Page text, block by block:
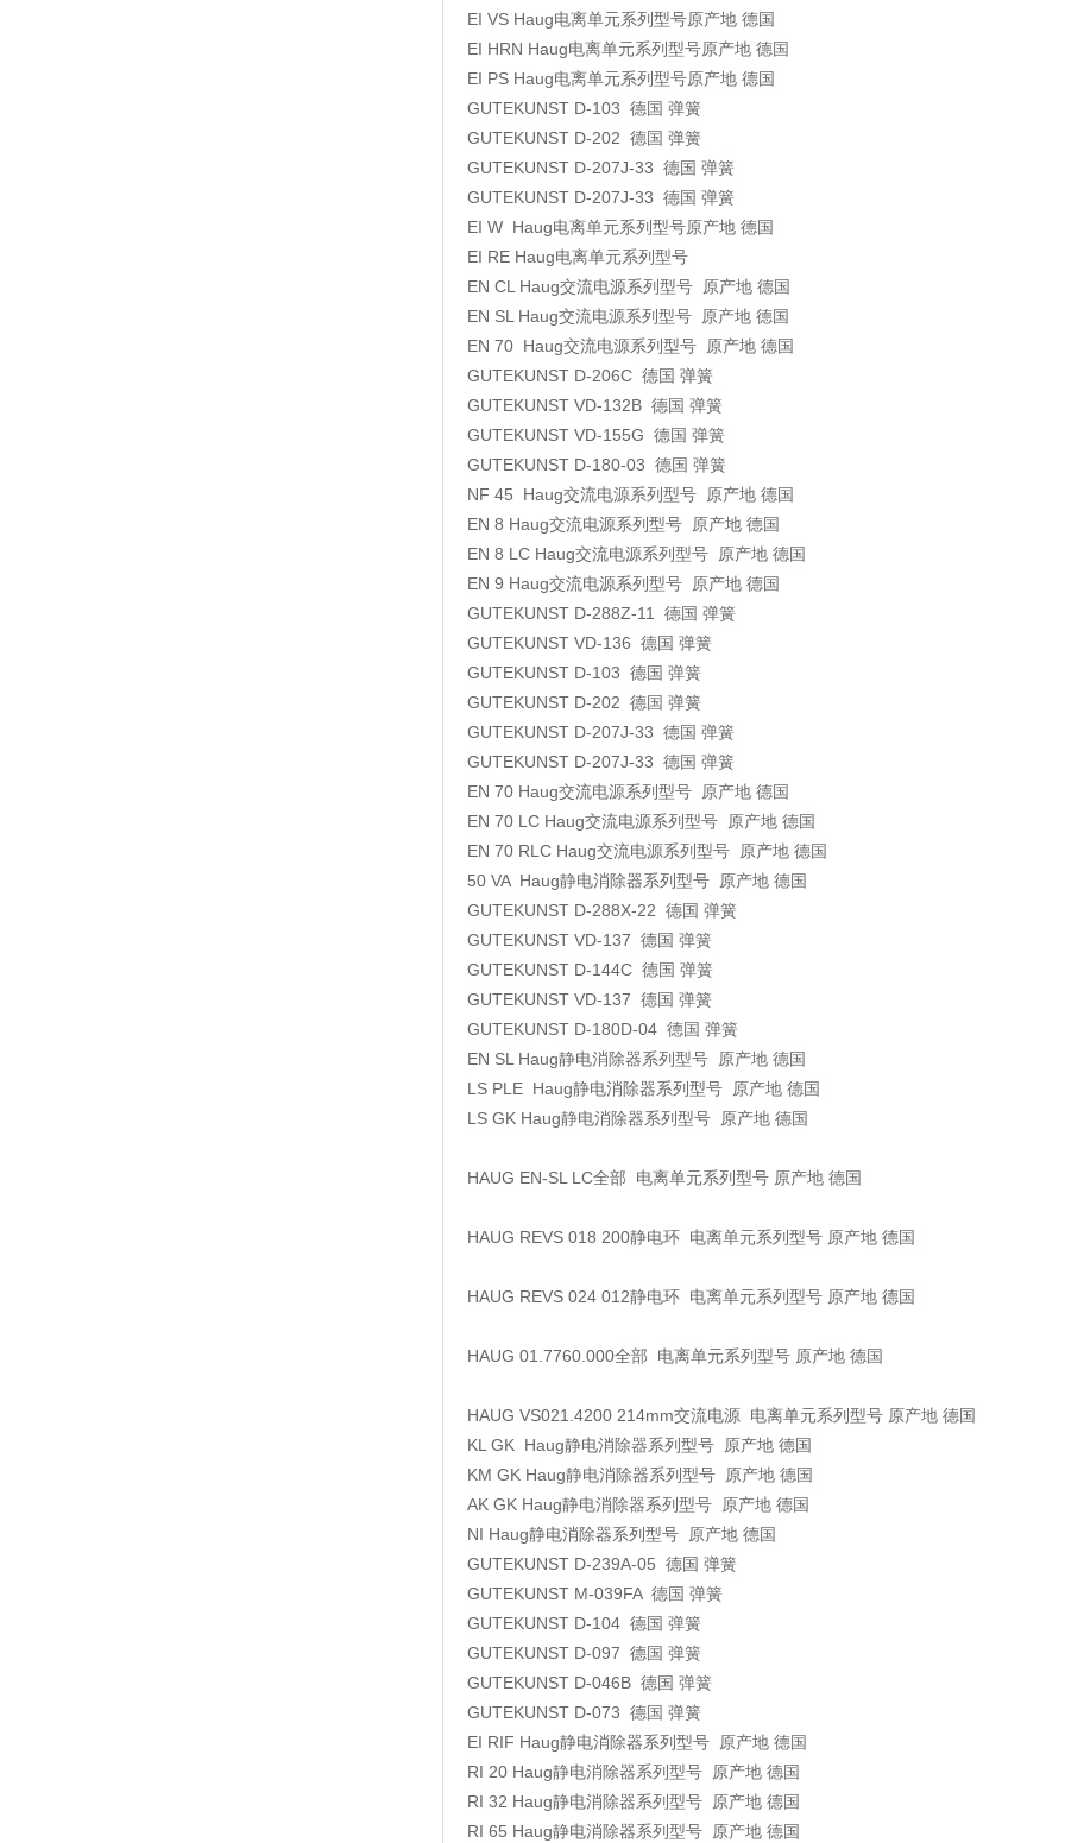
EI VS Haug电离单元系列型号原产地 德国
EI HRN Haug电离单元系列型号原产地 德国
EI PS Haug电离单元系列型号原产地 德国
GUTEKUNST D-103 德国 弹簧
GUTEKUNST D-202 德国 弹簧
GUTEKUNST D-207J-33 德国 弹簧
GUTEKUNST D-207J-33 德国 弹簧
EI W Haug电离单元系列型号原产地 德国
EI RE Haug电离单元系列型号
EN CL Haug交流电源系列型号 原产地 德国
EN SL Haug交流电源系列型号 原产地 德国
EN 70 Haug交流电源系列型号 原产地 德国
GUTEKUNST D-206C 德国 弹簧
GUTEKUNST VD-132B 德国 弹簧
GUTEKUNST VD-155G 德国 弹簧
GUTEKUNST D-180-03 德国 弹簧
NF 45
Haug交流电源系列型号 原产地 德国
EN 8 Haug交流电源系列型号 原产地 德国
EN 8 LC Haug交流电源系列型号 原产地 德国
EN 9 Haug交流电源系列型号 原产地 德国
GUTEKUNST D-288Z-11 德国 弹簧
GUTEKUNST VD-136 德国 弹簧
GUTEKUNST D-103 德国 弹簧
GUTEKUNST D-202 德国 弹簧
GUTEKUNST D-207J-33 德国 弹簧
GUTEKUNST D-207J-33 德国 弹簧
EN 70 Haug交流电源系列型号 原产地 德国
EN 70 LC Haug交流电源系列型号 原产地 德国
EN 70 RLC Haug交流电源系列型号 原产地 德国
50 VA Haug静电消除器系列型号 原产地 德国
GUTEKUNST D-288X-22 德国 弹簧
GUTEKUNST VD-137 德国 弹簧
GUTEKUNST D-144C 德国 弹簧
GUTEKUNST VD-137 德国 弹簧
GUTEKUNST D-180D-04 德国 弹簧
EN SL Haug静电消除器系列型号 原产地 德国
LS PLE Haug静电消除器系列型号 原产地 德国
LS GK Haug静电消除器系列型号 原产地 德国
HAUG EN-SL LC全部 电离单元系列型号 原产地 德国
HAUG REVS 018 200静电环 电离单元系列型号 原产地 德国
HAUG REVS 024 012静电环 电离单元系列型号 原产地 德国
HAUG 01.7760.000全部 电离单元系列型号 原产地 德国
HAUG VS021.4200 214mm交流电源 电离单元系列型号 原产地 德国
KL GK Haug静电消除器系列型号 原产地 德国
KM GK Haug静电消除器系列型号 原产地 德国
AK GK Haug静电消除器系列型号 原产地 德国
NI Haug静电消除器系列型号 原产地 德国
GUTEKUNST D-239A-05 德国 弹簧
GUTEKUNST M-039FA 德国 弹簧
GUTEKUNST D-104 德国 弹簧
GUTEKUNST D-097 德国 弹簧
GUTEKUNST D-046B 德国 弹簧
GUTEKUNST D-073 德国 弹簧
EI RIF Haug静电消除器系列型号 原产地 德国
RI 20 Haug静电消除器系列型号 原产地 德国
RI 32 Haug静电消除器系列型号 原产地 德国
RI 65 Haug静电消除器系列型号 原产地 德国